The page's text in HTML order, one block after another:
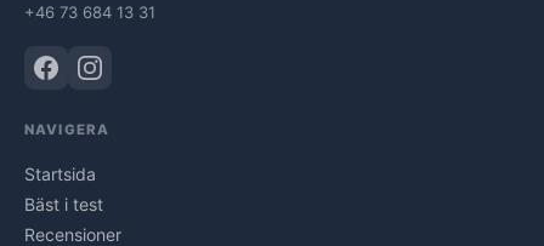
+46 73 684 13 31
NAVIGERA
Startsida
Bäst i test
Recensioner